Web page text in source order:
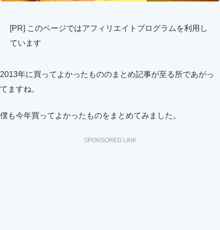
[PR] このページではアフィリエイトプログラムを利用し
ています
2013年に買ってよかったもののまとめ記事が至る所であがっ
てますね。
僕も今年買ってよかったものをまとめてみました。
SPONSORED LINK